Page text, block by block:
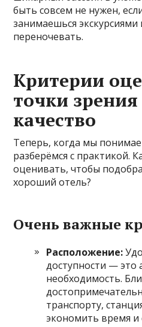
быть совсем не нужен,
занимаешься
переночевать.
Критерии
точки
качество
Теперь, когда мы
разберёмся с практикой.
оценивать, чтобы
хороший отель?
Очень важные
Расположение:
доступности — это
необходимость.
транспорту,
экономить время и